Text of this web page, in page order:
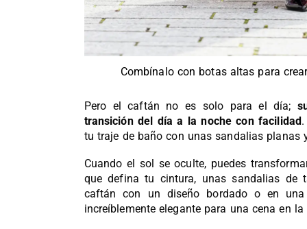
Combínalo con botas altas para
Pero el caftán no es solo para el día;
transición del día a la noche con facilidad.
tu traje de baño con unas sandalias planas
Cuando el sol se oculte, puedes
que defina tu cintura, unas sandalias de
caftán con un diseño bordado o en una
increíblemente elegante para una cena en